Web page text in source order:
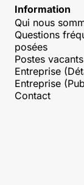
Information
Qui nous
Questions
posées
Postes vacants
Entreprise
Entreprise
Contact